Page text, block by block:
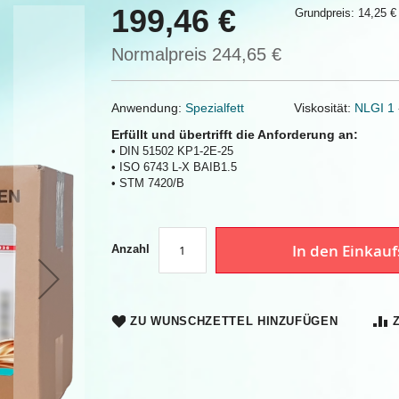
Sonderangebot
199,46 €
Normalpreis 244,65 €
Grundpreis: 14,25
Anwendung: SpezialfettViskosität: NLGI 1
Erfüllt und übertrifft die Anforderung an:
• DIN 51502 KP1-2E-25
• ISO 6743 L-X BAIB1.5
• STM 7420/B
Anzahl In den
ZU WUNSCHZETTEL HINZUFÜGEN